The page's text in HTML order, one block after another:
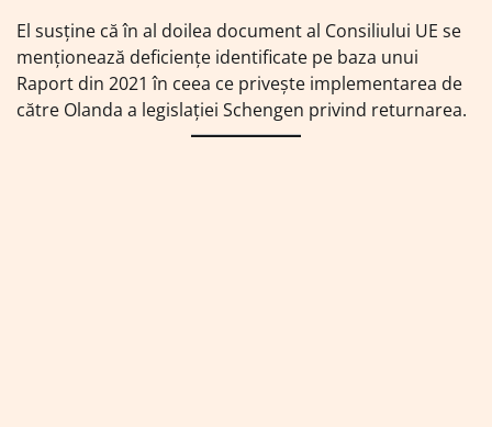
El susţine că în al doilea document al Consiliului UE se
menţionează deficienţe identificate pe baza unui
Raport din 2021 în ceea ce priveşte implementarea de
către Olanda a legislaţiei Schengen privind returnarea.